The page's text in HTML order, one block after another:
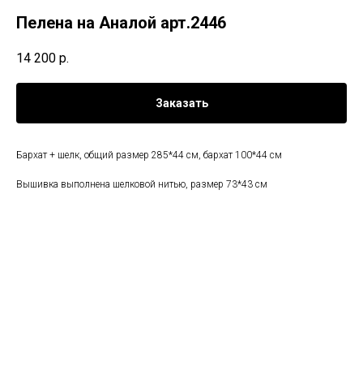
Пелена на Аналой арт.2446
14 200 р.
Заказать
Бархат + шелк, общий размер 285*44 см, бархат 100*44 см
Вышивка выполнена шелковой нитью, размер 73*43 см